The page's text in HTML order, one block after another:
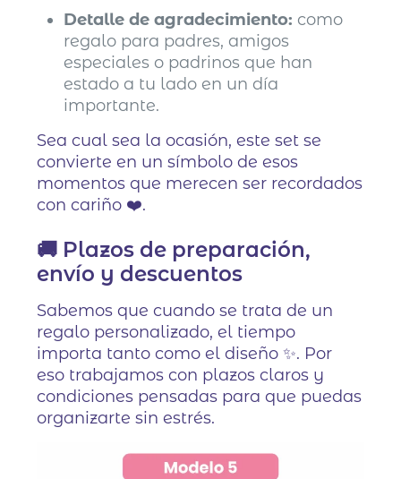
Detalle de agradecimiento: como
regalo para padres, amigos
especiales o padrinos que han
estado a tu lado en un día
importante.
Sea cual sea la ocasión, este set se
convierte en un símbolo de esos
momentos que merecen ser recordados
con cariño ❤️.
🚚 Plazos de preparación,
envío y descuentos
Sabemos que cuando se trata de un
regalo personalizado, el tiempo
importa tanto como el diseño ✨. Por
eso trabajamos con plazos claros y
condiciones pensadas para que puedas
organizarte sin estrés.